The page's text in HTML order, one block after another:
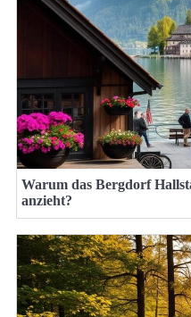
Warum das Bergdorf
anzieht?